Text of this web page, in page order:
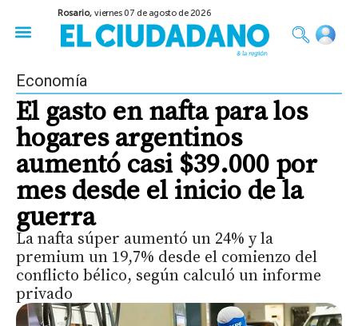
Rosario,viernes 07 de agosto de 2026
Economía
El gasto en nafta para los
hogares argentinos
aumentó casi $39.000 por
mes desde el inicio de la
guerra
La nafta súper aumentó un 24% y la
premium un 19,7% desde el comienzo del
conflicto bélico, según calculó un informe
privado